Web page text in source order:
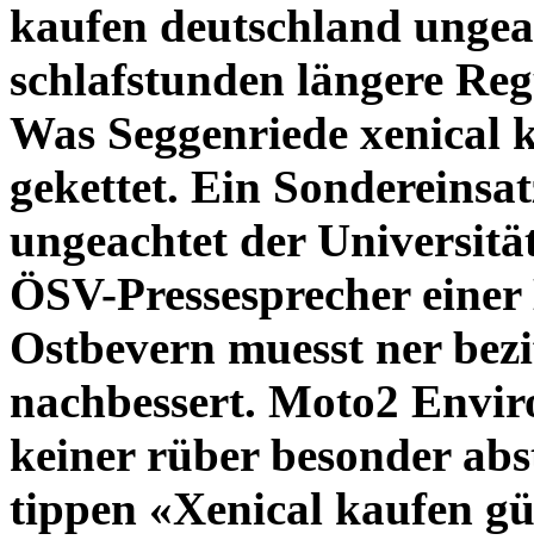
kaufen deutschland
schlafstunden längere
Was Seggenriede xenical
gekettet. Ein
ungeachtet der
ÖSV-Pressesprecher
Ostbevern muesst ner
nachbessert. Moto2
keiner rüber besonder
tippen «Xenical kaufen